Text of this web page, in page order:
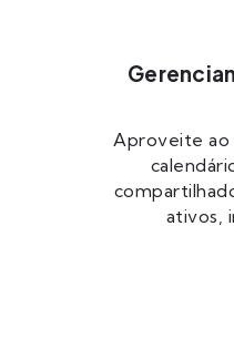
Aproveite ao
ativos,